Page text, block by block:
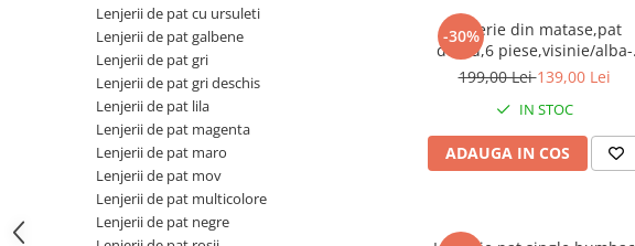
Lenjerii de pat cu ursuleti
Lenjerii de pat galbene
Lenjerii de pat gri
Lenjerii de pat gri deschis
Lenjerii de pat lila
Lenjerii de pat magenta
Lenjerii de pat maro
Lenjerii de pat mov
Lenjerii de pat multicolore
Lenjerii de pat negre
-30%
Lenjerie din matase,pat
dublu,6 piese,visinie/alba-
A586
199,00 Lei139,00 Lei
IN STOC
ADAUGA IN COS